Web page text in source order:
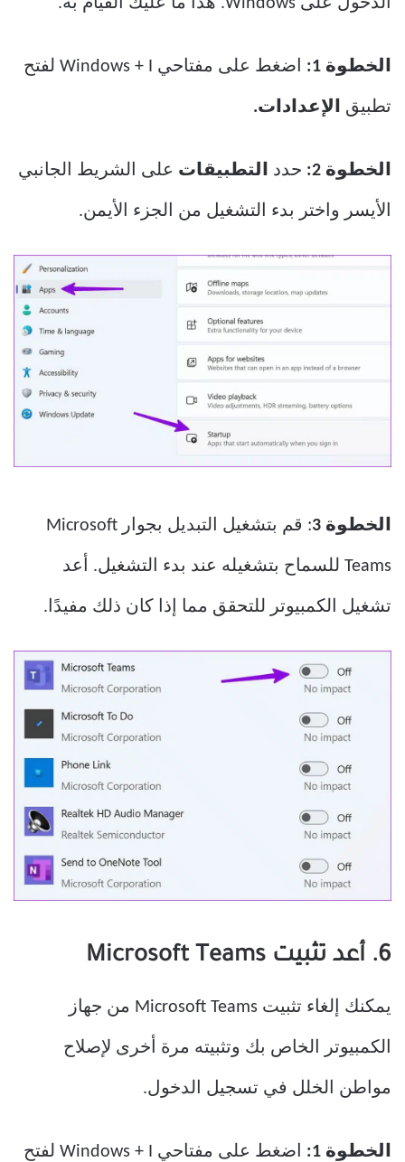
الخطوة 1: اضغط على مفتاحي Windows + I لفتح
تطبيق الإعدادات.
الخطوة 2: حدد التطبيقات على الشريط الجانبي
الأيسر واختر بدء التشغيل من الجزء الأيمن.
الخطوة 3 : قم بتشغيل التبديل بجوار Microsoft
Teams للسماح بتشغيله عند بدء التشغيل. أعد
تشغيل الكمبيوتر للتحقق مما إذا كان ذلك مفيدًا.
6. أعد تثبيت Microsoft Teams
يمكنك إلغاء تثبيت Microsoft Teams من جهاز
الكمبيوتر الخاص بك وتثبيته مرة أخرى لإصلاح
مواطن الخلل في تسجيل الدخول.
الخطوة 1: اضغط على مفتاحي Windows + I لفتح